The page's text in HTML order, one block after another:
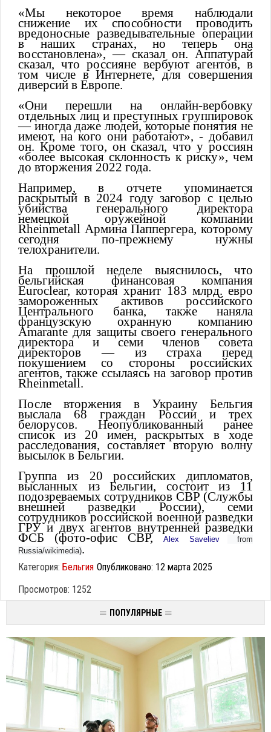
ПОПУЛЯРНЫЕ
«Мы некоторое время наблюдали
снижение их способности проводить
вредоносные разведывательные операции
в наших странах, но теперь она
восстановлена», — сказал он. Аппатурай
сказал, что россияне вербуют агентов, в
том числе в Интернете, для совершения
диверсий в Европе.
«Они перешли на онлайн-вербовку
отдельных лиц и преступных группировок
— иногда даже людей, которые понятия не
имеют, на кого они работают», - добавил
он. Кроме того, он сказал, что у россиян
«более высокая склонность к риску», чем
до вторжения 2022 года.
Например, в отчете упоминается
раскрытый в 2024 году заговор с целью
убийства генерального директора
немецкой оружейной компании
Rheinmetall Армина Паппергера, которому
сегодня по-прежнему нужны
телохранители.
На прошлой неделе выяснилось, что
бельгийская финансовая компания
Euroclear, которая хранит 183 млрд. евро
замороженных активов российского
Центрального банка, также наняла
французскую охранную компанию
Amarante для защиты своего генерального
директора и семи членов совета
директоров — из страха перед
покушением со стороны российских
агентов, также ссылаясь на заговор против
Rheinmetall.
После вторжения в Украину Бельгия
выслала 68 граждан России и трех
белорусов. Неопубликованный ранее
список из 20 имен, раскрытых в ходе
расследования, составляет вторую волну
высылок в Бельгии.
Группа из 20 российских дипломатов,
высланных из Бельгии, состоит из 11
подозреваемых сотрудников СВР (Службы
внешней разведки России), семи
сотрудников российской военной разведки
ГРУ и двух агентов внутренней разведки
ФСБ (фото-офис СВР,Alex Saveliev
from
Russia/wikimedia).
Категория: Бельгия Опубликовано: 12 марта 2025
Просмотров: 1252